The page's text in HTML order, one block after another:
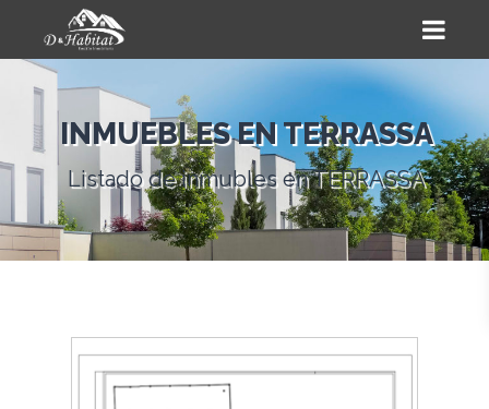
INMUEBLES EN TERRASSA
Listado de inmubles en TERRASSA